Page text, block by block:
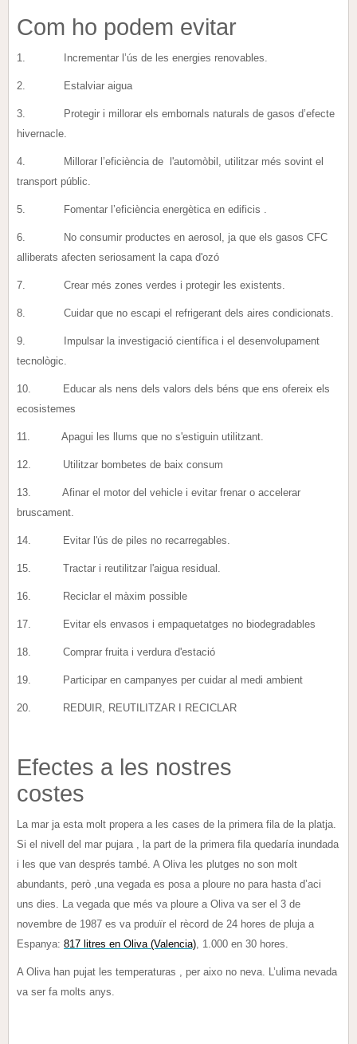
Com ho podem evitar
1. Incrementar l’ús de les energies renovables.
2. Estalviar aigua
3. Protegir i millorar els embornals naturals de gasos d’efecte
hivernacle.
4. Millorar l’eficiència de l'automòbil, utilitzar més sovint el
transport públic.
5. Fomentar l’eficiència energètica en edificis .
6. No consumir productes en aerosol, ja que els gasos CFC
alliberats afecten seriosament la capa d'ozó
7. Crear més zones verdes i protegir les existents.
8. Cuidar que no escapi el refrigerant dels aires condicionats.
9. Impulsar la investigació científica i el desenvolupament
tecnològic.
10. Educar als nens dels valors dels béns que ens ofereix els
ecosistemes
11. Apagui les llums que no s'estiguin utilitzant.
12. Utilitzar bombetes de baix consum
13. Afinar el motor del vehicle i evitar frenar o accelerar
bruscament.
14. Evitar l'ús de piles no recarregables.
15. Tractar i reutilitzar l'aigua residual.
16. Reciclar el màxim possible
17. Evitar els envasos i empaquetatges no biodegradables
18. Comprar fruita i verdura d'estació
19. Participar en campanyes per cuidar al medi ambient
20. REDUIR, REUTILITZAR I RECICLAR
Efectes a les nostres
costes
La mar ja esta molt propera a les cases de la primera fila de la platja.
Si el nivell del mar pujara , la part de la primera fila quedaría inundada
i les que van després també. A Oliva les plutges no son molt
abundants, però ,una vegada es posa a ploure no para hasta d’aci
uns dies. La vegada que més va ploure a Oliva va ser el 3 de
novembre de 1987 es va produïr el rècord de 24 hores de pluja a
Espanya: 817 litres en Oliva (Valencia), 1.000 en 30 hores.
A Oliva han pujat les temperaturas , per aixo no neva. L’ulima nevada
va ser fa molts anys.